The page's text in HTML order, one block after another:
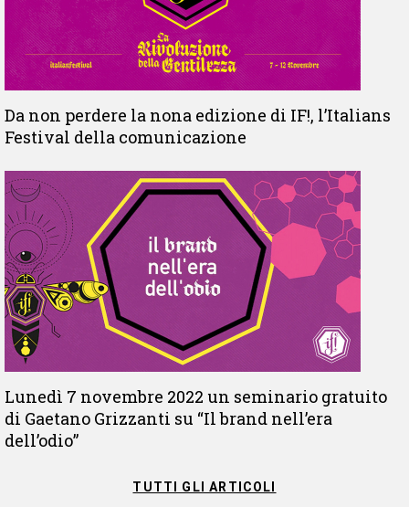
Da non perdere la nona edizione di IF!, l’Italians
Festival della comunicazione
Lunedì 7 novembre 2022 un seminario gratuito
di Gaetano Grizzanti su “Il brand nell’era
dell’odio”
TUTTI GLI ARTICOLI